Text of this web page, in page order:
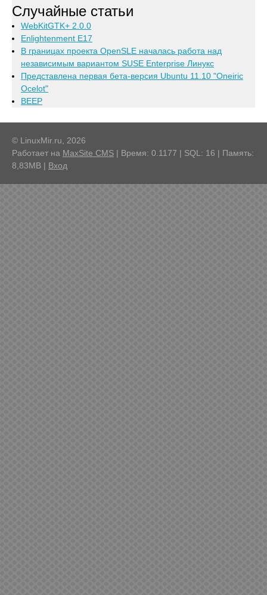
Случайные статьи
WebKitGTK+ 2.0.0
Enlightenment E17
В границах проекта OpenSLE началась работа над
независимым вариантом SUSE Enterprise Линукс
Представлена первая бета-версия Ubuntu 11.10 "Oneiric
Ocelot"
BEEP
© LinuxMir.ru, 2026
Работает на MaxSite CMS | Время: 0.1177 | SQL: 16 | Память:
8,83MB | Вход